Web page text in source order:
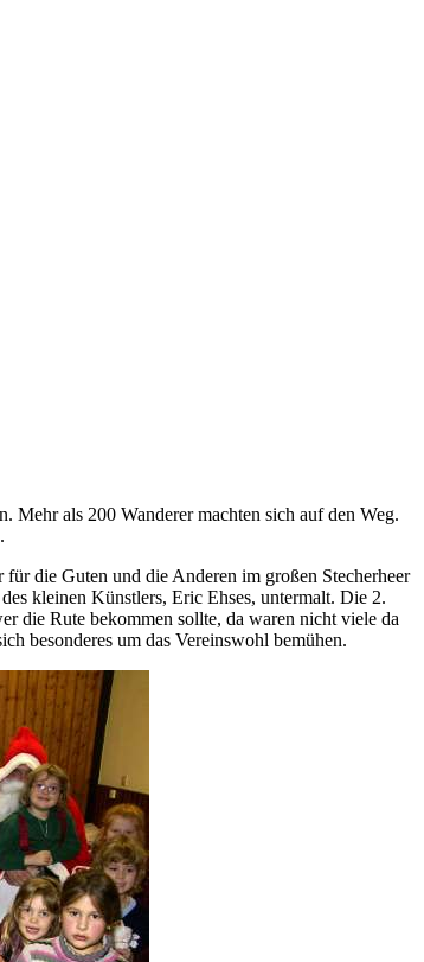
Mehr als 200 Wanderer machten sich auf den Weg.
die Guten und die Anderen im großen Stecherheer
kleinen Künstlers, Eric Ehses, untermalt. Die 2.
die Rute bekommen sollte, da waren nicht viele da
besonderes um das Vereinswohl bemühen.